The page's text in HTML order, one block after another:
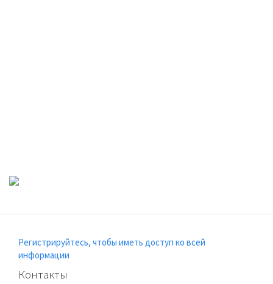
Регистрируйтесь, чтобы иметь доступ ко всей
информации
Контакты